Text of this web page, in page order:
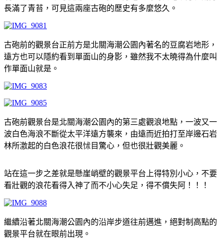
長滿了青苔，可見這兩座古砲的歷史有多麼悠久。
古砲前的觀景台正前方是北關海潮公園內著名的豆腐岩地形，
遠方也可以隱約看到單面山的身影，雖然我不太曉得為什麼叫
作單面山就是。
古砲前觀景台是北關海潮公園內的第三處觀浪地點，一波又一
波白色海浪不斷從太平洋遠方襲來，由遠而近拍打至岸邊石岩
林所激起的白色浪花很怵目驚心，但也很壯觀美麗。
站在這一步之差就是懸崖峭壁的觀景平台上得特別小心，不要
看壯觀的浪花看得入神了而不小心失足，得不償失阿！！！
繼續沿著北關海潮公園內的沿岸步道往前邁進，絕對制高點的
觀景平台就在眼前出現。